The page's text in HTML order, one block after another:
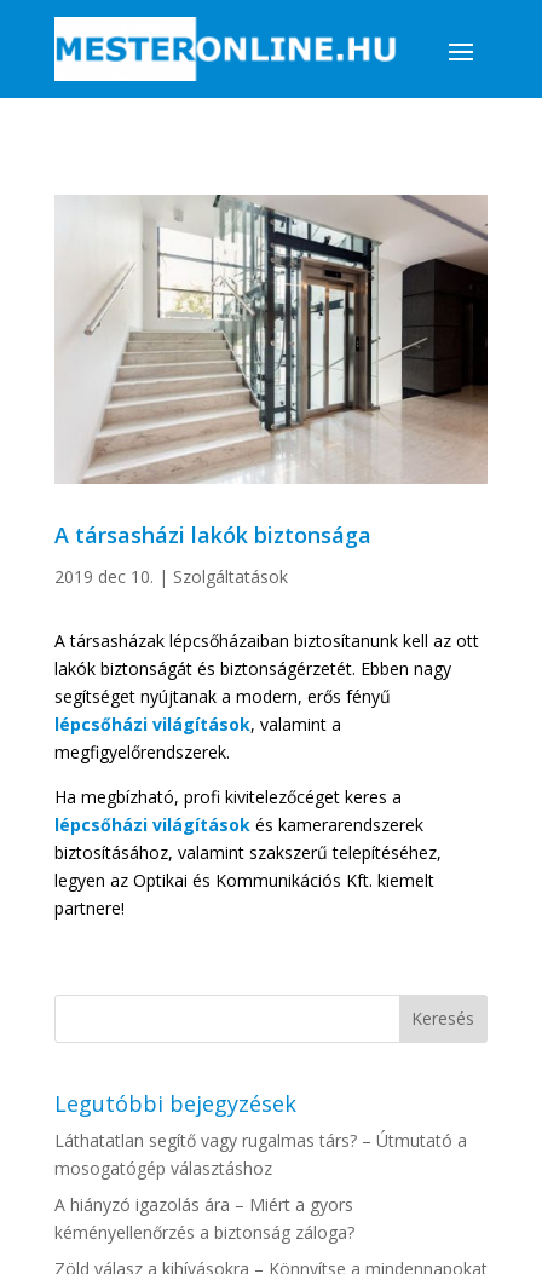
A társasházi lakók biztonsága
2019 dec 10. | Szolgáltatások
A társasházak lépcsőházaiban biztosítanunk kell az ott
lakók biztonságát és biztonságérzetét. Ebben nagy
segítséget nyújtanak a modern, erős fényű
lépcsőházi világítások, valamint a
megfigyelőrendszerek.
Ha megbízható, profi kivitelezőcéget keres a
lépcsőházi világítások és kamerarendszerek
biztosításához, valamint szakszerű telepítéséhez,
legyen az Optikai és Kommunikációs Kft. kiemelt
partnere!
Legutóbbi bejegyzések
Láthatatlan segítő vagy rugalmas társ? – Útmutató a
mosogatógép választáshoz
A hiányzó igazolás ára – Miért a gyors
kéményellenőrzés a biztonság záloga?
Zöld válasz a kihívásokra – Könnyítse a mindennapokat